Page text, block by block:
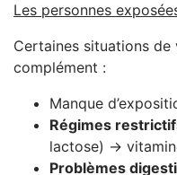
Les personnes
Certaines situations
complément :
Manque
Régimes
lactose) →
Problèmes